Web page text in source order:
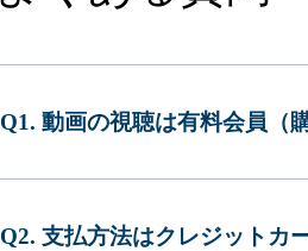
Q1. 動画の視聴は有料会員（
Q2. 支払方法はクレジットカ